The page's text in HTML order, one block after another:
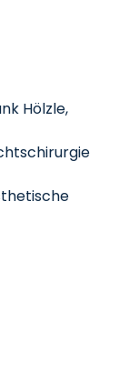
Hölzle,